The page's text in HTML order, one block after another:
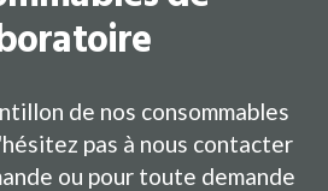
de nos consommables
pas à nous contacter
ou pour toute demande